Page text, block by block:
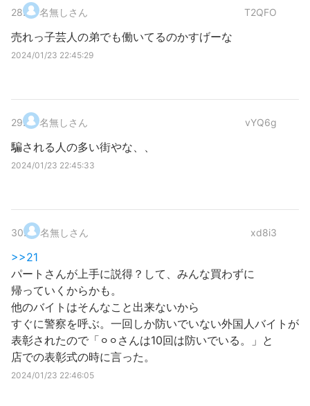
28. 名無しさん T2QFO
売れっ子芸人の弟でも働いてるのかすげーな
2024/01/23 22:45:29
29. 名無しさん vYQ6g
騙される人の多い街やな、、
2024/01/23 22:45:33
30. 名無しさん xd8i3
>>21
パートさんが上手に説得？して、みんな買わずに
帰っていくからかも。
他のバイトはそんなこと出来ないから
すぐに警察を呼ぶ。一回しか防いでいない外国人バイトが
表彰されたので「⚪︎⚪︎さんは10回は防いでいる。」と
店での表彰式の時に言った。
2024/01/23 22:46:05